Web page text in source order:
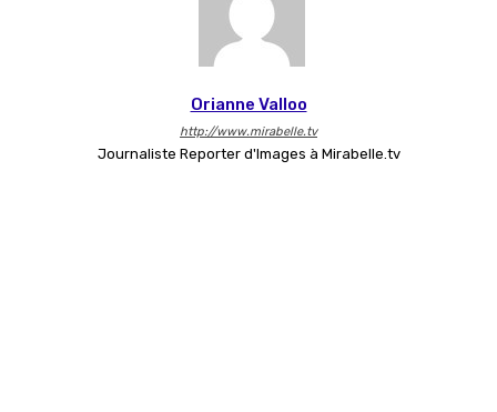
Orianne Valloo
http://www.mirabelle.tv
Journaliste Reporter d'Images à Mirabelle.tv